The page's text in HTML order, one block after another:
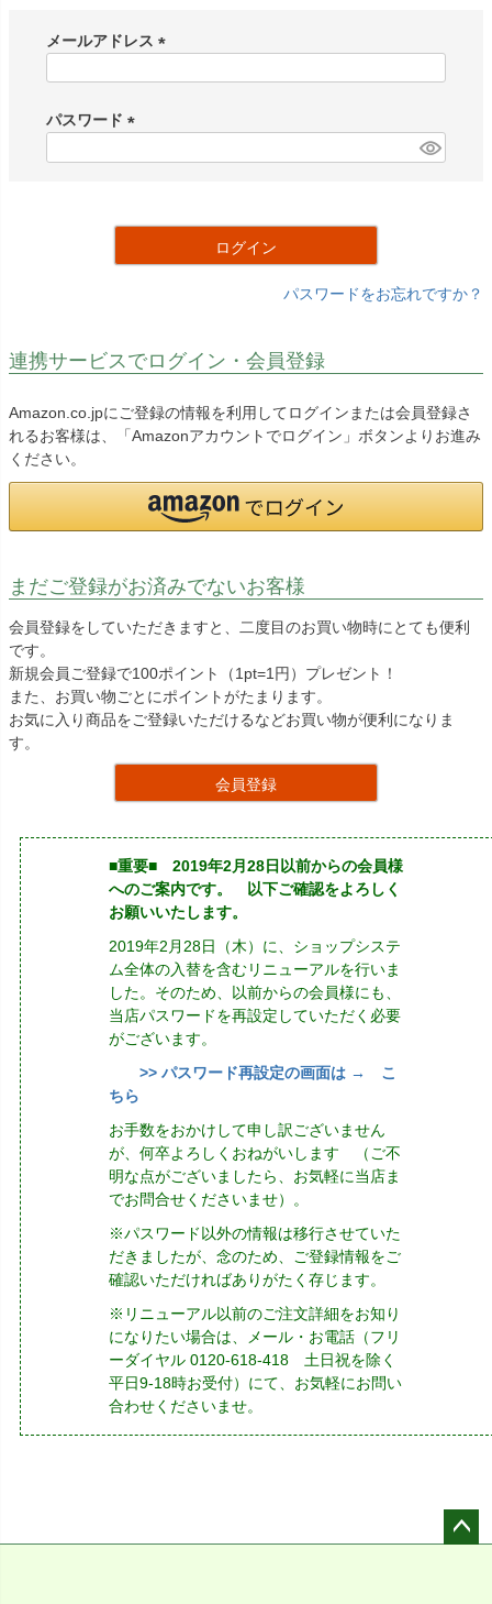
メールアドレス
)
パスワード
ログイン
パスワードをお忘れですか？
連携サービスでログイン・会員登録
Amazon.co.jpにご登録の情報を利用してログインまたは会員登録さ
れるお客様は、「Amazonアカウントでログイン」ボタンよりお進み
ください。
まだご登録がお済みでないお客様
会員登録をしていただきますと、二度目のお買い物時にとても便利
です。
新規会員ご登録で100ポイント（1pt=1円）プレゼント！
また、お買い物ごとにポイントがたまります。
お気に入り商品をご登録いただけるなどお買い物が便利になりま
す。
会員登録
■重要■ 2019年2月28日以前からの会員様
へのご案内です。 以下ご確認をよろしく
お願いいたします。
2019年2月28日（木）に、ショップシステ
ム全体の入替を含むリニューアルを行いま
した。そのため、以前からの会員様にも、
当店パスワードを再設定していただく必要
がございます。
>> パスワード再設定の画面は → こ
ちら
お手数をおかけして申し訳ございません
が、何卒よろしくおねがいします （ご不
明な点がございましたら、お気軽に当店ま
でお問合せくださいませ）。
※パスワード以外の情報は移行させていた
だきましたが、念のため、ご登録情報をご
確認いただければありがたく存じます。
※リニューアル以前のご注文詳細をお知り
になりたい場合は、メール・お電話（フリ
ーダイヤル 0120-618-418 土日祝を除く
平日9-18時お受付）にて、お気軽にお問い
合わせくださいませ。